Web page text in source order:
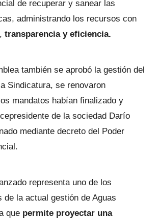
de recuperar y sanear las
administrando los recursos con
transparencia y eficiencia.
también se aprobó la gestión del
Sindicatura, se renovaron
mandatos habían finalizado y
de la sociedad Darío
mediante decreto del Poder
representa uno de los
de la actual gestión de Aguas
que permite proyectar una